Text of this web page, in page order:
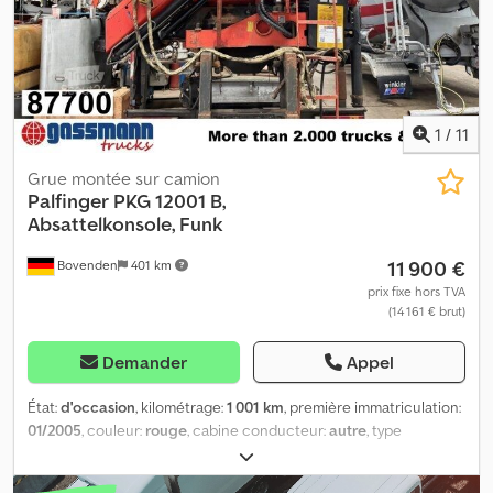
sont données sans garantie, sous réserve de modifications, de
vente entre deux dates et d’erreurs. Crsdpfozp R Alox Algef
1 / 11
Bovenden 401 km
Grue montée sur camion
Palfinger PKG 12001 B,
Absattelkonsole, Funk
11 900 €
prix fixe hors TVA
(14 161 € brut)
Demander Appel
État:d'occasion, kilométrage:1 001 km, première immatriculation:
01/2005, couleur: rouge, cabine conducteur:autre, type
, Année de construction:
grue, verrouillage centralisé, Emplacement du véhicule :